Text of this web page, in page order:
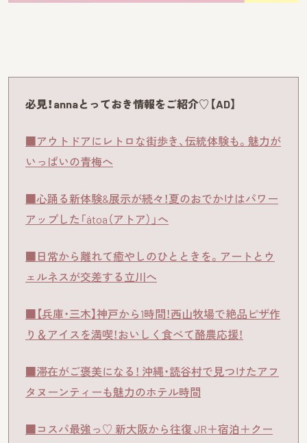
必見！annaとっておき情報をご紹介♡【AD】
■アウトドアにレトロな街歩き、伝統体験も。魅力が
いっぱいの青梅へ
■心踊る新体験&展示が続々！夏のおでかけはパワー
アップした「átoa（アトア）」へ
■日常から離れて癒やしのひとときを。アートとウ
ェルネスが交差する立川へ
■【兵庫・三木】神戸から1時間！西山牧場で絶品ピザ作
り＆アイスを満喫！おいしく食べて酪農応援！
■滞在がご褒美になる！ 沖縄・読谷村で見つけたアフ
タヌーンティーも魅力のホテル時間
■コスパ最強っ♡ 新大阪から往復 JR＋宿泊＋クー